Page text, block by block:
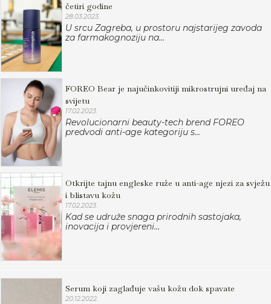
četiri godine
28.03.2023.
U srcu Zagreba, u prostoru najstarijeg zavoda
za farmakognoziju na...
FOREO Bear je najučinkovitiji mikrostrujni uređaj na
svijetu
17.02.2023.
Revolucionarni beauty-tech brend FOREO
predvodi anti-age kategoriju s...
Otkrijte tajnu engleske ruže u anti-age njezi za svježu
i blistavu kožu
17.02.2023.
Kad se udruže snaga prirodnih sastojaka,
inovacija i provjereni...
Serum koji zaglađuje vašu kožu dok spavate
20.12.2022.